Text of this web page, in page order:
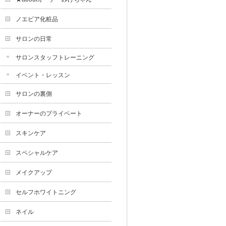
ノエビア化粧品
サロンの日常
サロンスタッフトレーニング
イベント・レッスン
サロンの裏側
オーナーのプライベート
スキンケア
スペシャルケア
メイクアップ
セルフホワイトニング
ネイル